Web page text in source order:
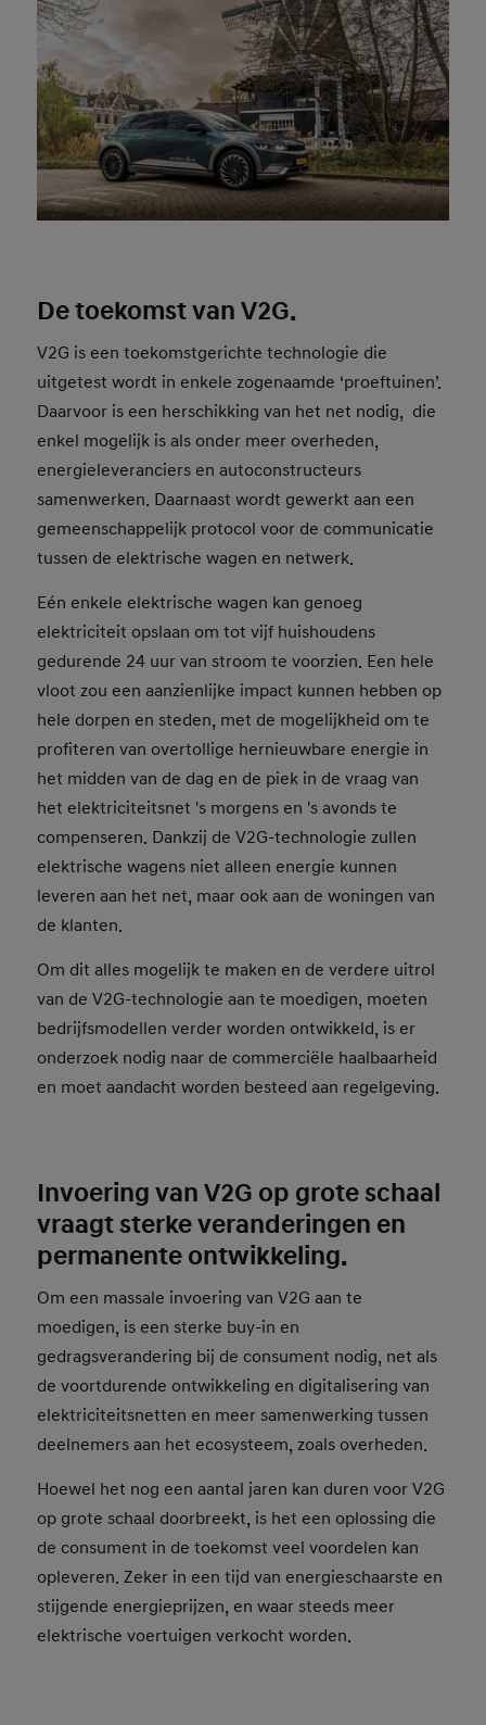
De toekomst van V2G.
V2G is een toekomstgerichte technologie die
uitgetest wordt in enkele zogenaamde ‘proeftuinen’.
Daarvoor is een herschikking van het net nodig, die
enkel mogelijk is als onder meer overheden,
energieleveranciers en autoconstructeurs
samenwerken. Daarnaast wordt gewerkt aan een
gemeenschappelijk protocol voor de communicatie
tussen de elektrische wagen en netwerk.
Eén enkele elektrische wagen kan genoeg
elektriciteit opslaan om tot vijf huishoudens
gedurende 24 uur van stroom te voorzien. Een hele
vloot zou een aanzienlijke impact kunnen hebben op
hele dorpen en steden, met de mogelijkheid om te
profiteren van overtollige hernieuwbare energie in
het midden van de dag en de piek in de vraag van
het elektriciteitsnet 's morgens en 's avonds te
compenseren. Dankzij de V2G-technologie zullen
elektrische wagens niet alleen energie kunnen
leveren aan het net, maar ook aan de woningen van
de klanten.
Om dit alles mogelijk te maken en de verdere uitrol
van de V2G-technologie aan te moedigen, moeten
bedrijfsmodellen verder worden ontwikkeld, is er
onderzoek nodig naar de commerciële haalbaarheid
en moet aandacht worden besteed aan regelgeving.
Invoering van V2G op grote schaal
vraagt sterke veranderingen en
permanente ontwikkeling.
Om een massale invoering van V2G aan te
moedigen, is een sterke buy-in en
gedragsverandering bij de consument nodig, net als
de voortdurende ontwikkeling en digitalisering van
elektriciteitsnetten en meer samenwerking tussen
deelnemers aan het ecosysteem, zoals overheden.
Hoewel het nog een aantal jaren kan duren voor V2G
op grote schaal doorbreekt, is het een oplossing die
de consument in de toekomst veel voordelen kan
opleveren. Zeker in een tijd van energieschaarste en
stijgende energieprijzen, en waar steeds meer
elektrische voertuigen verkocht worden.